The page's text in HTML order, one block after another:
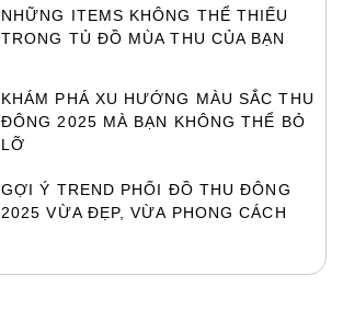
NHỮNG ITEMS KHÔNG THỂ THIẾU
TRONG TỦ ĐỒ MÙA THU CỦA BẠN
KHÁM PHÁ XU HƯỚNG MÀU SẮC THU
ĐÔNG 2025 MÀ BẠN KHÔNG THỂ BỎ
LỠ
GỢI Ý TREND PHỐI ĐỒ THU ĐÔNG
2025 VỪA ĐẸP, VỪA PHONG CÁCH